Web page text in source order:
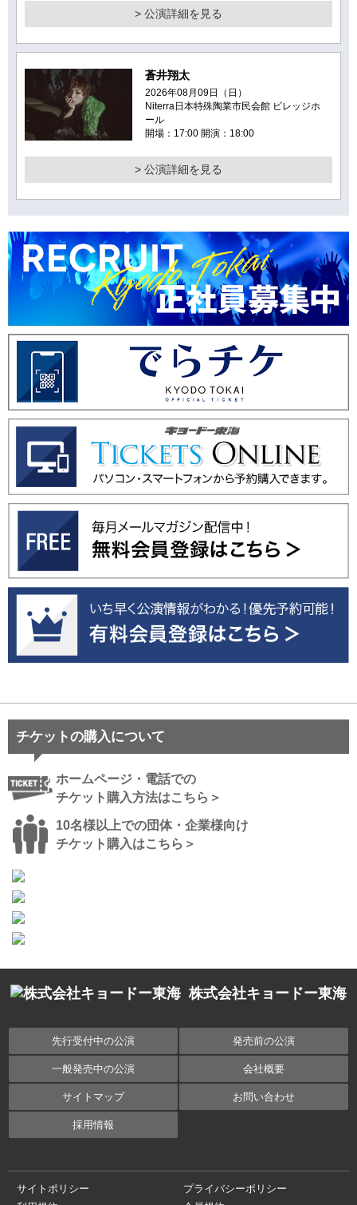
> 公演詳細を見る
蒼井翔太
2026年08月09日（日）
Niterra日本特殊陶業市民会館 ビレッジホ
ール
開場：17:00 開演：18:00
> 公演詳細を見る
チケットの購入について
ホームページ・電話での
チケット購入方法はこちら＞
10名様以上での団体・企業様向け
チケット購入はこちら＞
株式会社キョードー東海
先行受付中の公演 発売前の公演
一般発売中の公演 会社概要
サイトマップ お問い合わせ
採用情報
サイトポリシー
プライバシーポリシー